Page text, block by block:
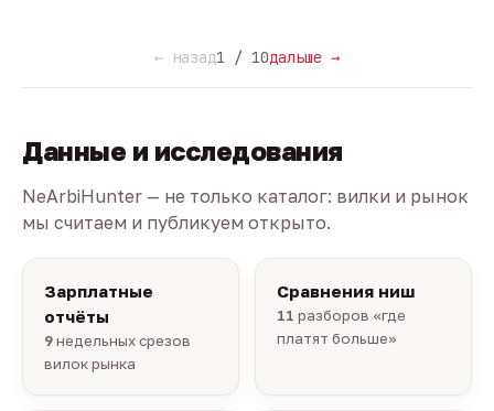
← назад1 / 10дальше →
Данные и исследования
NeArbiHunter — не только каталог: вилки и рынок
мы считаем и публикуем открыто.
Зарплатные
отчёты
9недельных срезов
вилок рынка
Сравнения ниш
11 разборов «где
платят больше»